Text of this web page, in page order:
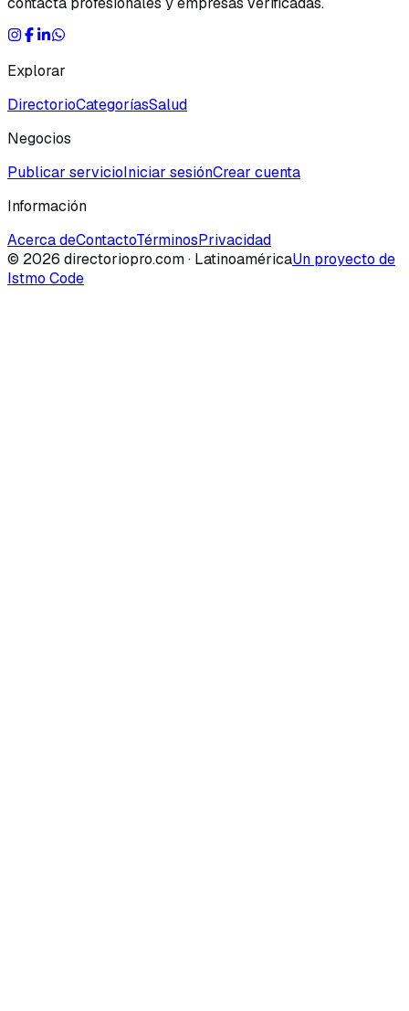
Explorar
DirectorioCategoríasSalud
Negocios
Publicar servicioIniciar sesiónCrear cuenta
Información
Acerca deContactoTérminosPrivacidad
© 2026 directoriopro.com· LatinoaméricaUn proyecto de
Istmo Code